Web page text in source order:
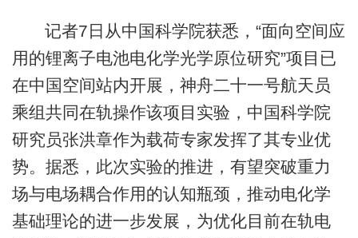
记者7日从中国科学院获悉，“面向空间应
用的锂离子电池电化学光学原位研究”项目已
在中国空间站内开展，神舟二十一号航天员
乘组共同在轨操作该项目实验，中国科学院
研究员张洪章作为载荷专家发挥了其专业优
势。据悉，此次实验的推进，有望突破重力
场与电场耦合作用的认知瓶颈，推动电化学
基础理论的进一步发展，为优化目前在轨电